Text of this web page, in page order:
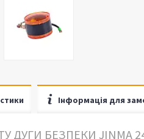
Інформація для
ДУГИ БЕЗПЕКИ JINMA